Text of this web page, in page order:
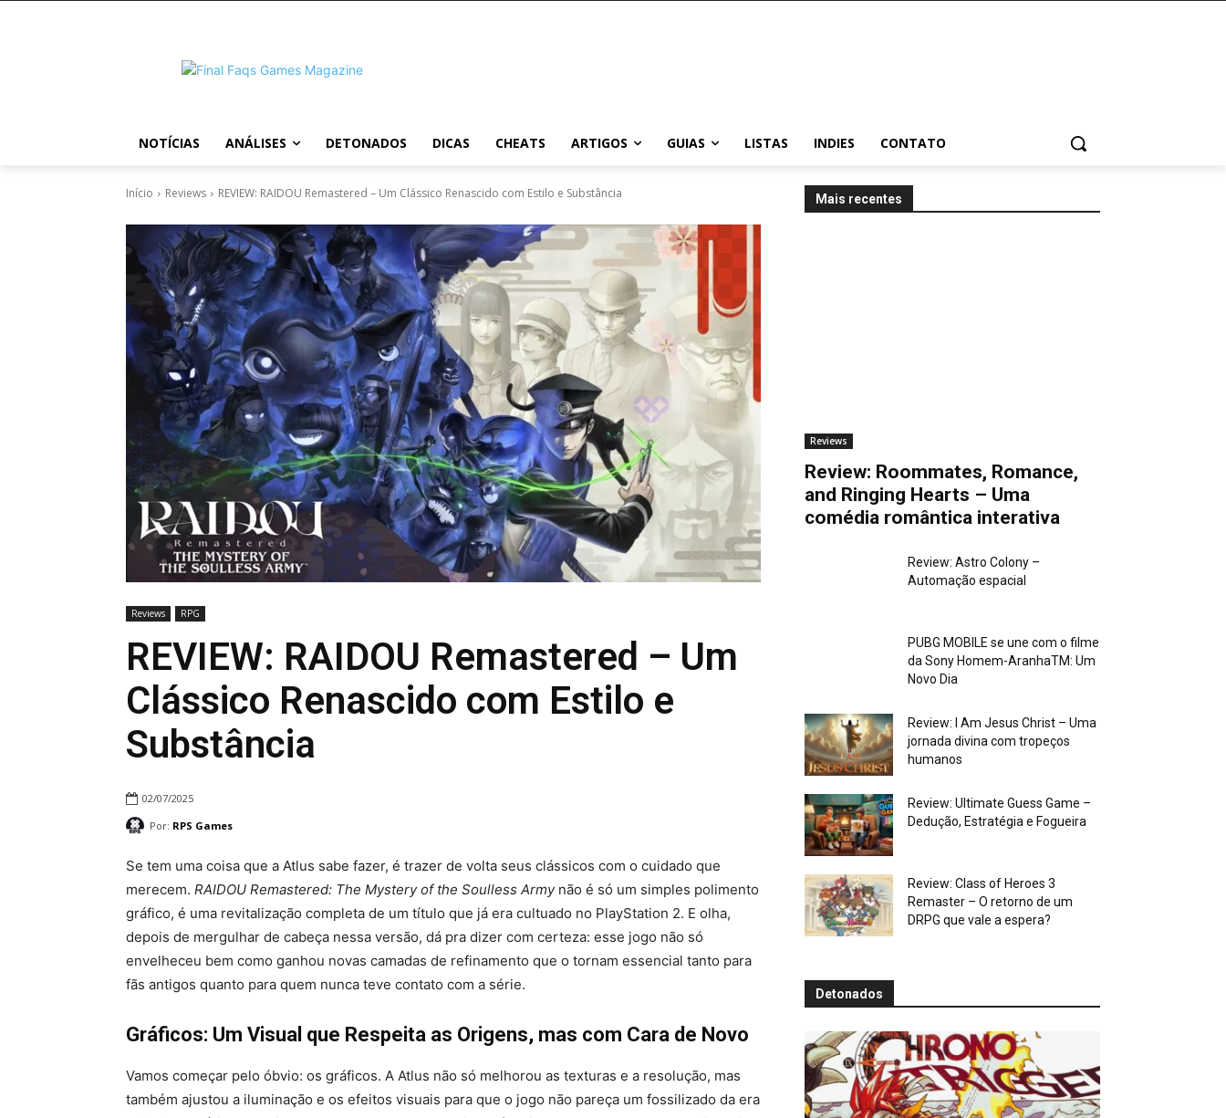
NOTÍCIAS ANÁLISES DETONADOS DICAS CHEATS ARTIGOS GUIAS LISTAS INDIES CONTATO
Início Reviews REVIEW: RAIDOU Remastered – Um Clássico Renascido com Estilo e Substância
Reviews RPG
REVIEW: RAIDOU Remastered – Um
Clássico Renascido com Estilo e
Substância
02/07/2025
Por: RPS Games
Se tem uma coisa que a Atlus sabe fazer, é trazer de volta seus clássicos com o cuidado que
merecem. RAIDOU Remastered: The Mystery of the Soulless Armynão é só um simples polimento
gráfico, é uma revitalização completa de um título que já era cultuado no PlayStation 2. E olha,
depois de mergulhar de cabeça nessa versão, dá pra dizer com certeza: esse jogo não só
envelheceu bem como ganhou novas camadas de refinamento que o tornam essencial tanto para
fãs antigos quanto para quem nunca teve contato com a série.
Gráficos: Um Visual que Respeita as Origens, mas com Cara de Novo
Vamos começar pelo óbvio: os gráficos. A Atlus não só melhorou as texturas e a resolução, mas
também ajustou a iluminação e os efeitos visuais para que o jogo não pareça um fossilizado da era
Mais recentes
Reviews
Review: Roommates, Romance,
and Ringing Hearts – Uma
comédia romântica interativa
Review: Astro Colony –
Automação espacial
PUBG MOBILE se une com o filme
da Sony Homem-AranhaTM: Um
Novo Dia
Review: I Am Jesus Christ – Uma
jornada divina com tropeços
humanos
Review: Ultimate Guess Game –
Dedução, Estratégia e Fogueira
Review: Class of Heroes 3
Remaster – O retorno de um
DRPG que vale a espera?
Detonados